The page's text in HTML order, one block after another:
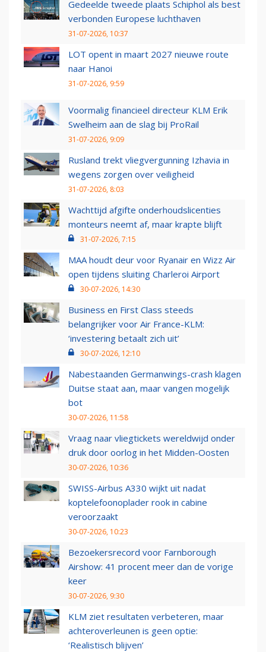
Gedeelde tweede plaats Schiphol als best
verbonden Europese luchthaven
31-07-2026, 10:37
LOT opent in maart 2027 nieuwe route
naar Hanoi
31-07-2026, 9:59
Voormalig financieel directeur KLM Erik
Swelheim aan de slag bij ProRail
31-07-2026, 9:09
Rusland trekt vliegvergunning Izhavia in
wegens zorgen over veiligheid
31-07-2026, 8:03
Wachttijd afgifte onderhoudslicenties
monteurs neemt af, maar krapte blijft
31-07-2026, 7:15
MAA houdt deur voor Ryanair en Wizz Air
open tijdens sluiting Charleroi Airport
30-07-2026, 14:30
Business en First Class steeds
belangrijker voor Air France-KLM:
‘investering betaalt zich uit’
30-07-2026, 12:10
Nabestaanden Germanwings-crash klagen
Duitse staat aan, maar vangen mogelijk
bot
30-07-2026, 11:58
Vraag naar vliegtickets wereldwijd onder
druk door oorlog in het Midden-Oosten
30-07-2026, 10:36
SWISS-Airbus A330 wijkt uit nadat
koptelefoonoplader rook in cabine
veroorzaakt
30-07-2026, 10:23
Bezoekersrecord voor Farnborough
Airshow: 41 procent meer dan de vorige
keer
30-07-2026, 9:30
KLM ziet resultaten verbeteren, maar
achteroverleunen is geen optie:
‘Realistisch blijven’